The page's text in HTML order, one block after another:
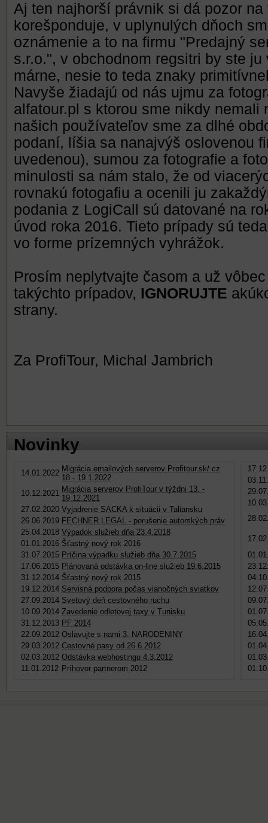
Aj ten najhorší právnik si dá pozor
korešponduje, v uplynulých dňoch
oznámenie a to na firmu "Predajný
s.r.o.", v obchodnom regsitri by ste
márne, nesie to teda znaky
Navyše žiadajú od nás ujmu za
alfatour.pl s ktorou sme nikdy nemali
našich používateľov sme za dlhé
podaní, líšia sa nanajvýš oslovenou
uvedenou), sumou za fotografie a
minulosti sa nám stalo, že od
rovnakú fotogafiu a ocenili ju
podania z LogiCall sú datované na
úvod roka 2016. Tieto prípady sú
vo forme prízemných vyhrážok.
Prosím neplytvajte časom a už
takýchto prípadov, IGNORUJTE
strany.
Za ProfiTour, Michal Jambrich
Novinky
14.01.2022 Migrácia emailových serverov Profitour.sk/.cz
18 - 19.1.2022
10.12.2021 Migrácia serverov ProfiTour v týždni 13. -
19.12.2021
27.02.2020 Vyjadrenie SACKA k situácii v Taliansku
26.06.2019 FECHNER LEGAL - porušenie autorských práv
25.04.2018 Výpadok služieb dňa 23.4.2018
01.01.2016 Šťastný nový rok 2016
31.07.2015 Príčina výpadku služieb dňa 30.7.2015
17.06.2015 Plánovaná odstávka on-line služieb 19.6.2015
31.12.2014 Šťastný nový rok 2015
19.12.2014 Servisná podpora počas vianočných sviatkov
27.09.2014 Svetový deň cestovného ruchu
10.09.2014 Zavedenie odletovej taxy v Tunisku
31.12.2013 PF 2014
22.09.2012 Oslavujte s nami 3. NARODENINY
29.03.2012 Cestovné pasy od 26.6.2012
02.03.2012 Odstávka webhostingu 4.3.2012
11.01.2012 Príhovor partnerom 2012